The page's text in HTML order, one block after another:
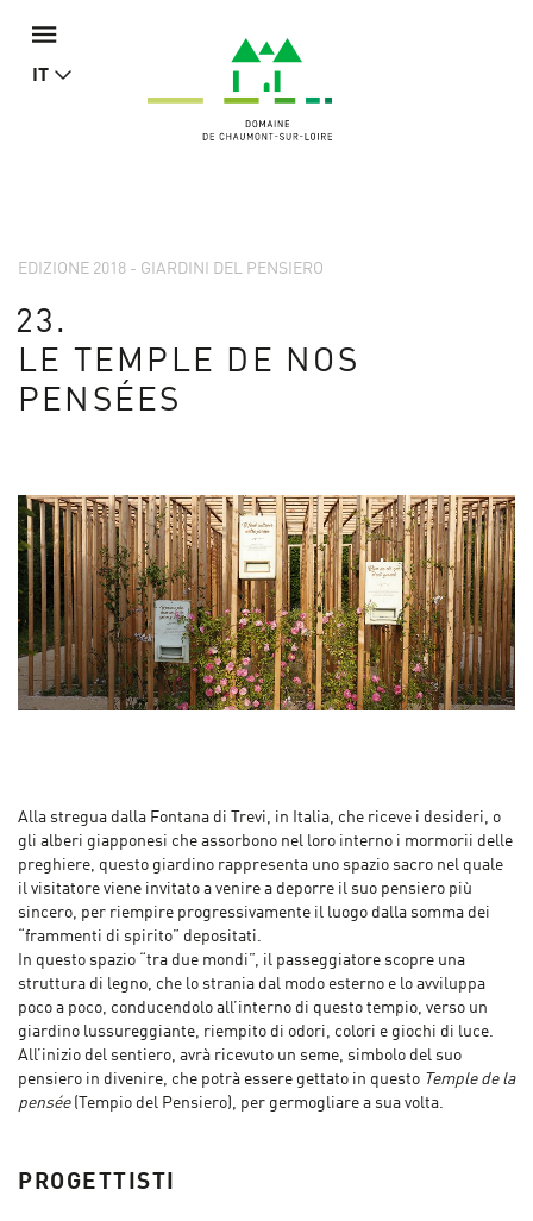
IT
EDIZIONE 2018 - GIARDINI DEL PENSIERO
23.
LE TEMPLE DE NOS
PENSÉES
Alla stregua dalla Fontana di Trevi, in Italia, che riceve i desideri, o
gli alberi giapponesi che assorbono nel loro interno i mormorii delle
preghiere, questo giardino rappresenta uno spazio sacro nel quale
il visitatore viene invitato a venire a deporre il suo pensiero più
sincero, per riempire progressivamente il luogo dalla somma dei
“frammenti di spirito” depositati.
In questo spazio “tra due mondi”, il passeggiatore scopre una
struttura di legno, che lo strania dal modo esterno e lo avviluppa
poco a poco, conducendolo all’interno di questo tempio, verso un
giardino lussureggiante, riempito di odori, colori e giochi di luce.
All’inizio del sentiero, avrà ricevuto un seme, simbolo del suo
pensiero in divenire, che potrà essere gettato in questo Temple de la
pensée(Tempio del Pensiero), per germogliare a sua volta.
PROGETTISTI